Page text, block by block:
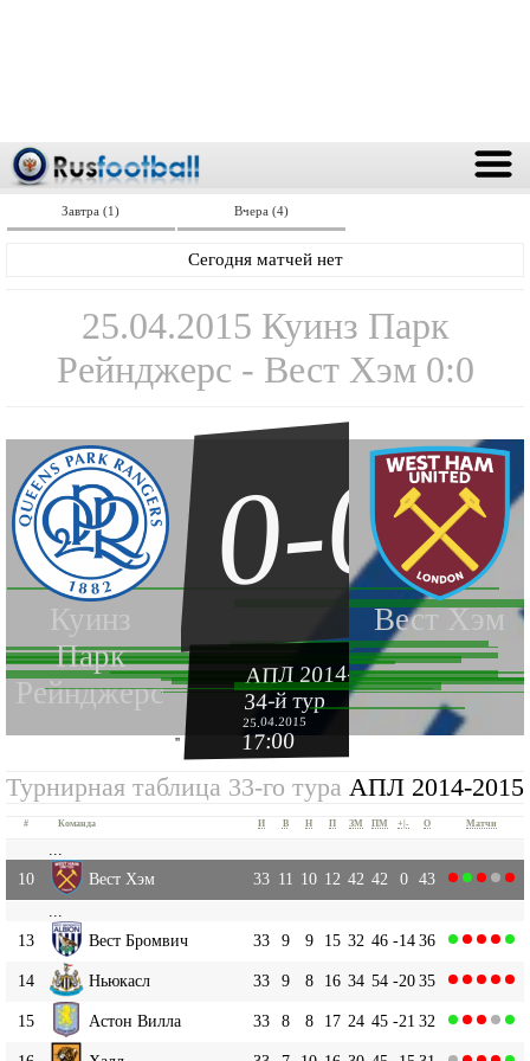
Завтра (1) Вчера (4)
Сегодня матчей нет
25.04.2015 Куинз Парк
Рейнджерс - Вест Хэм 0:0
Куинз
Парк
Рейнджерс
Вест Хэм
0-0
АПЛ 2014-2015
34-й тур
25.04.2015
17:00
''
Турнирная таблица 33-го тура АПЛ 2014-2015
# Команда И В Н П ЗМ ПМ +|- О Матчи
10
Вест Хэм 33 11 10 12 42 42 0 43
13
Вест Бромвич 33 9 9 15 32 46 -14 36
14 Ньюкасл 33 9 8 16 34 54 -20 35
15 Астон Вилла 33 8 8 17 24 45 -21 32